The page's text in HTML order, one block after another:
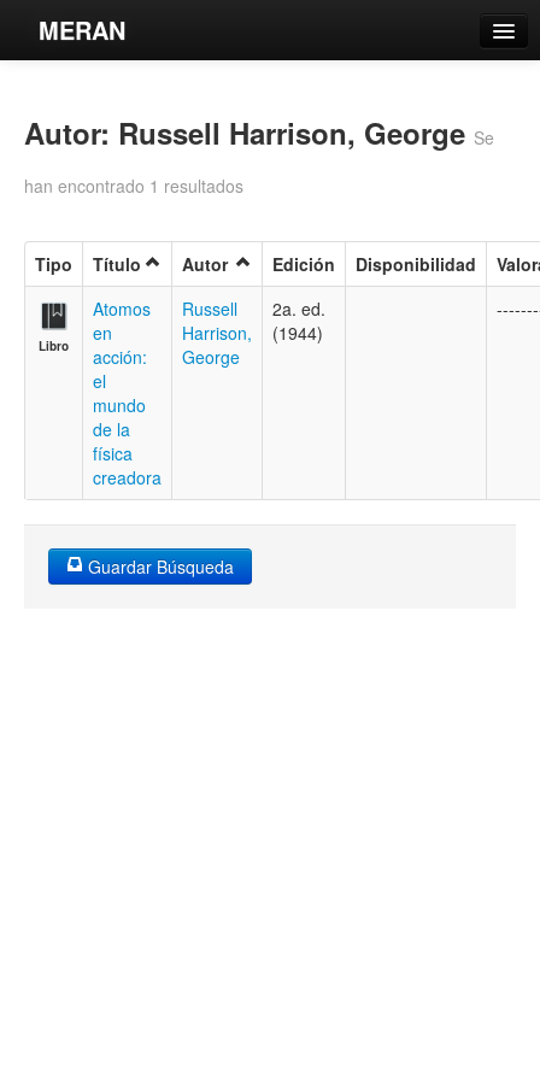
MERAN
Búsqueda Avanzada
Contacto
Iniciar sesión
Autor: Russell Harrison, George Se
han encontrado 1 resultados
Tipo Título Autor Edición Disponibilidad
Libro
Atomos
en
acción:
el
mundo
de la
física
creadora
Russell
Harrison,
George
2a. ed.
(1944)
Guardar Búsqueda